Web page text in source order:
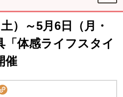
ーです。
ップする
で。
）～5月6日（月・
「体感ライフスタイ
催